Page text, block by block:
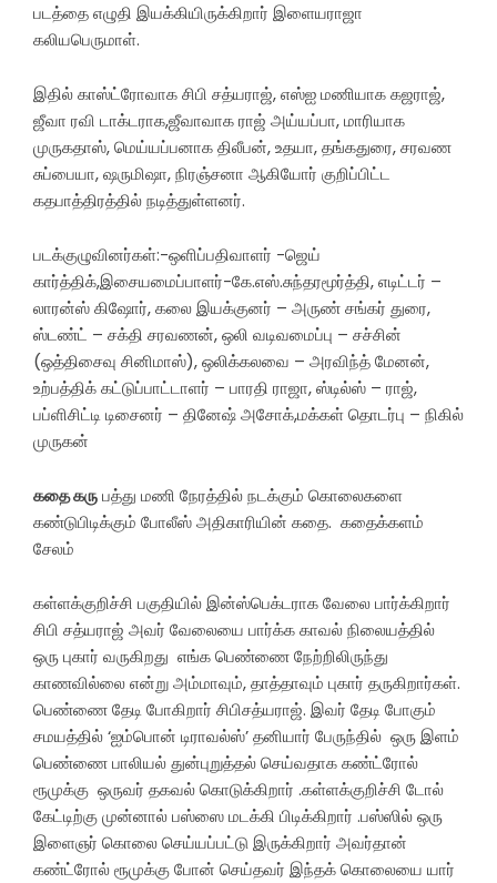
படத்தை எழுதி இயக்கியிருக்கிறார் இளையராஜா
கலியபெருமாள்.
இதில் காஸ்ட்ரோவாக சிபி சத்யராஜ், எஸ்ஐ மணியாக கஜராஜ்,
ஜீவா ரவி டாக்டராக,ஜீவாவாக ராஜ் அய்யப்பா, மாரியாக
முருகதாஸ், மெய்யப்பனாக திலீபன், உதயா, தங்கதுரை, சரவண
சுப்பையா, ஷருமிஷா, நிரஞ்சனா ஆகியோர் குறிப்பிட்ட
கதபாத்திரத்தில் நடித்துள்ளனர்.
படக்குழுவினர்கள்:-ஒளிப்பதிவாளர் -ஜெய்
கார்த்திக்,இசையமைப்பாளர்-கே.எஸ்.சுந்தரமூர்த்தி, எடிட்டர் –
லாரன்ஸ் கிஷோர், கலை இயக்குனர் – அருண் சங்கர் துரை,
ஸ்டண்ட் – சக்தி சரவணன், ஒலி வடிவமைப்பு – சச்சின்
(ஒத்திசைவு சினிமாஸ்), ஒலிக்கலவை – அரவிந்த் மேனன்,
உற்பத்திக் கட்டுப்பாட்டாளர் – பாரதி ராஜா, ஸ்டில்ஸ் – ராஜ்,
பப்ளிசிட்டி டிசைனர் – தினேஷ் அசோக்,மக்கள் தொடர்பு – நிகில்
முருகன்
கதை கருபத்து மணி நேரத்தில் நடக்கும் கொலைகளை
கண்டுபிடிக்கும் போலீஸ் அதிகாரியின் கதை. கதைக்களம்
சேலம்
கள்ளக்குறிச்சி பகுதியில் இன்ஸ்பெக்டராக வேலை பார்க்கிறார்
சிபி சத்யராஜ் அவர் வேலையை பார்க்க காவல் நிலையத்தில்
ஒரு புகார் வருகிறது எங்க பெண்ணை நேற்றிலிருந்து
காணவில்லை என்று அம்மாவும், தாத்தாவும் புகார் தருகிறார்கள்.
பெண்ணை தேடி போகிறார் சிபிசத்யராஜ். இவர் தேடி போகும்
சமயத்தில் ‘ஐம்பொன் டிராவல்ஸ்’ தனியார் பேருந்தில் ஒரு இளம்
பெண்ணை பாலியல் துன்புறுத்தல் செய்வதாக கண்ட்ரோல்
ரூமுக்கு ஒருவர் தகவல் கொடுக்கிறார் .கள்ளக்குறிச்சி டோல்
கேட்டிற்கு முன்னால் பஸ்ஸை மடக்கி பிடிக்கிறார் .பஸ்ஸில் ஒரு
இளைஞர் கொலை செய்யப்பட்டு இருக்கிறார் அவர்தான்
கண்ட்ரோல் ரூமுக்கு போன் செய்தவர் இந்தக் கொலையை யார்